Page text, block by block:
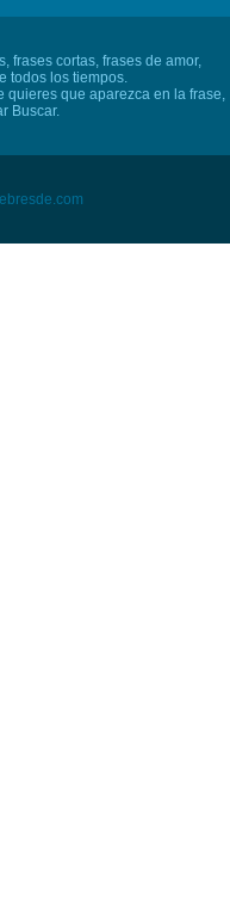
frases cortas, frases de amor,
todos los tiempos.
quieres que aparezca en la frase,
Buscar.